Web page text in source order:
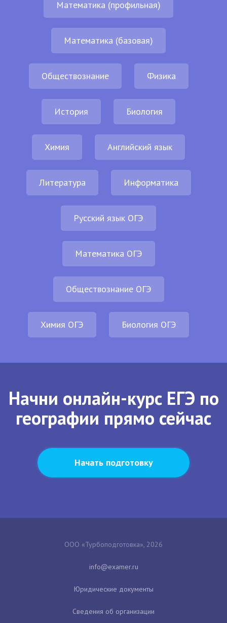
Математика (профильная)
Математика (базовая)
Обществознание Физика
История Биология
Химия Английский язык
Литература Информатика
Русский язык ОГЭ
Математика ОГЭ
Обществознание ОГЭ
Химия ОГЭ Биология ОГЭ
Начни онлайн-курс ЕГЭ по
географии прямо сейчас
Начать подготовку
ООО «Турбоподготовка», 2026
Юридические документы
Сведения об организации